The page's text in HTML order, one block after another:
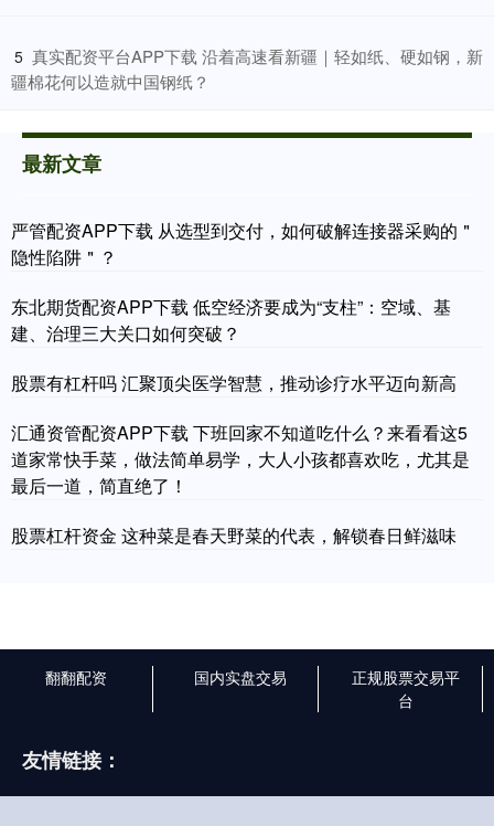
5 ​真实配资平台APP下载 沿着高速看新疆｜轻如纸、硬如钢，新
疆棉花何以造就中国钢纸？
最新文章
严管配资APP下载 从选型到交付，如何破解连接器采购的＂
隐性陷阱＂？
东北期货配资APP下载 低空经济要成为“支柱”：空域、基
建、治理三大关口如何突破？
股票有杠杆吗 汇聚顶尖医学智慧，推动诊疗水平迈向新高
汇通资管配资APP下载 下班回家不知道吃什么？来看看这5
道家常快手菜，做法简单易学，大人小孩都喜欢吃，尤其是
最后一道，简直绝了！
股票杠杆资金 这种菜是春天野菜的代表，解锁春日鲜滋味
翻翻配资 国内实盘交易
正规股票交易平
台
友情链接：